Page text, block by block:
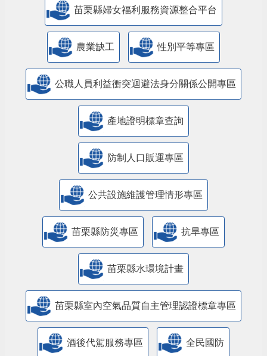
苗栗縣婦女福利服務資源整合平台
農業缺工 性別平等專區
公職人員利益衝突迴避法身分關係公開專區
產地證明標章查詢
防制人口販運專區
​公共設施維護管理情形專區
苗栗縣防災專區 抗旱專區
苗栗縣水環境計畫
苗栗縣室內空氣品質自主管理認證標章專區
酒後代駕服務專區 全民國防